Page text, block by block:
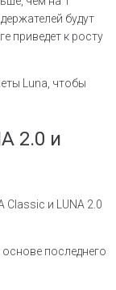
будут
приведет к росту
Luna, чтобы
2.0 и
Classic и LUNA 2.0
последнего